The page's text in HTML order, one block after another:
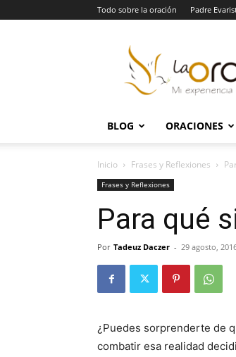
Todo sobre la oración Padre
BLOG ORACIONES
Inicio Frases y Reflexiones
Frases y Reflexiones
Para qué
Por Tadeuz Daczer - 29 agosto,
¿Puedes sorprenderte de
combatir esa realidad